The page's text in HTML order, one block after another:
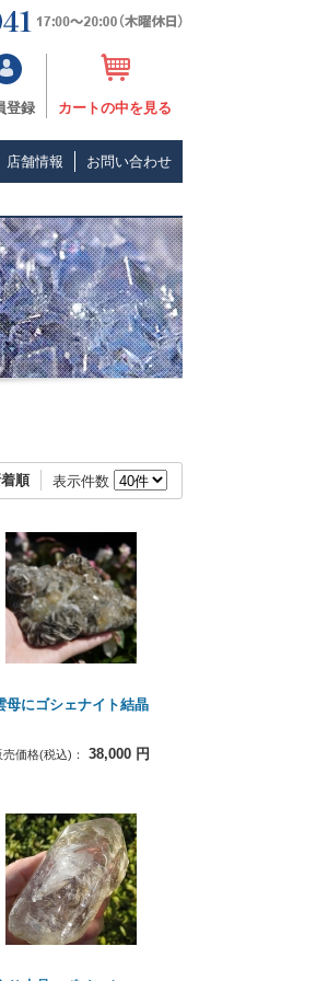
登録 カートの中を見る
店舗情報 お問い合わせ
順 表示件数
母にゴシェナイト結晶
売価格(税込)： 38,000 円